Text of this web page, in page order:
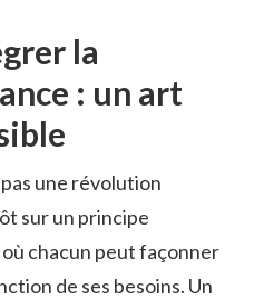
la
: un art
une révolution
sur un principe
chacun peut façonner
de ses besoins. Un